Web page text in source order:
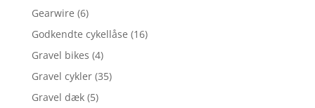
Gearwire (6)
Godkendte cykellåse (16)
Gravel bikes (4)
Gravel cykler (35)
Gravel dæk (5)